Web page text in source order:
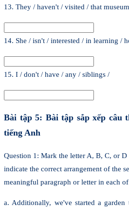
13. They / haven't / visited / that
14. She / isn't / interested / in learning /
15. I / don't / have / any / siblings /
Bài tập 5: Bài tập sắp xếp câu
tiếng Anh
Question 1: Mark the letter A, B, C, or D
indicate the correct arrangement of the
meaningful paragraph or letter in each
a. Additionally, we've started a